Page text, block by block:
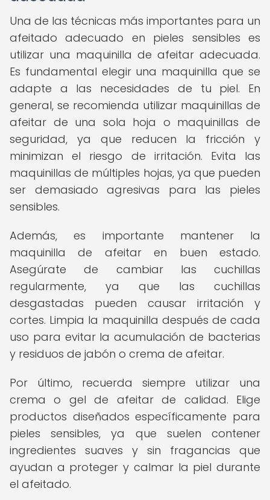
Una de las técnicas más importantes para un
afeitado adecuado en pieles sensibles es
utilizar una maquinilla de afeitar adecuada.
Es fundamental elegir una maquinilla que se
adapte a las necesidades de tu piel. En
general, se recomienda utilizar maquinillas de
afeitar de una sola hoja o maquinillas de
seguridad, ya que reducen la fricción y
minimizan el riesgo de irritación. Evita las
maquinillas de múltiples hojas, ya que pueden
ser demasiado agresivas para las pieles
sensibles.
Además, es importante mantener la
maquinilla de afeitar en buen estado.
Asegúrate de cambiar las cuchillas
regularmente, ya que las cuchillas
desgastadas pueden causar irritación y
cortes. Limpia la maquinilla después de cada
uso para evitar la acumulación de bacterias
y residuos de jabón o crema de afeitar.
Por último, recuerda siempre utilizar una
crema o gel de afeitar de calidad. Elige
productos diseñados específicamente para
pieles sensibles, ya que suelen contener
ingredientes suaves y sin fragancias que
ayudan a proteger y calmar la piel durante
el afeitado.